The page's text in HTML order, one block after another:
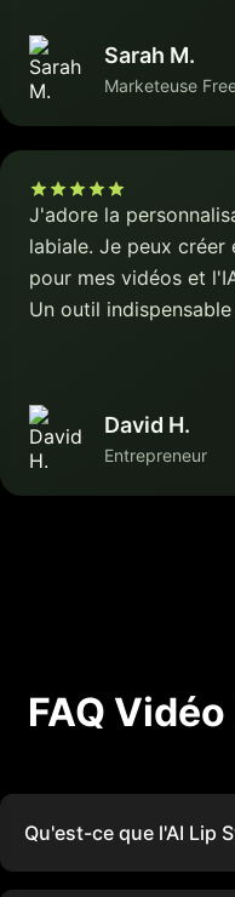
Sarah M.
Marketeuse
J'adore la
labiale. Je peux
pour mes vidéos et
Un outil
David H.
Entrepreneur
FAQ
Qu'est-ce que l'AI Lip